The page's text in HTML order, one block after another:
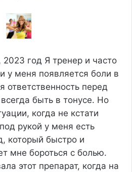
2023 год Я тренер и часто
у меня появляется боли в
ответственность перед
быть в тонусе. Но
когда не кстати
рукой у меня есть
который быстро и
мне бороться с болью.
этот препарат, когда на